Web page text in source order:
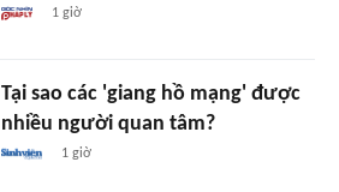
1 giờ
Tại sao các 'giang hồ mạng' được
nhiều người quan tâm?
1 giờ